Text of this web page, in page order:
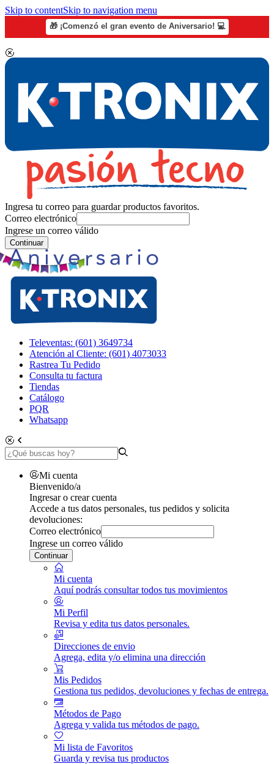
Skip to contentSkip to navigation menu
🎁 ¡Comenzó el gran evento de Aniversario! 💻
Ingresa tu correo para guardar productos favoritos.
Correo electrónico
Ingrese un correo válido
Continuar
Televentas: (601) 3649734
Atención al Cliente: (601) 4073033
Rastrea Tu Pedido
Consulta tu factura
Tiendas
Catálogo
PQR
Whatsapp
Mi cuenta
Bienvenido/a
Ingresar o crear cuenta
Accede a tus datos personales, tus pedidos y solicita
devoluciones:
Correo electrónico
Ingrese un correo válido
Continuar
Mi cuenta
Aquí podrás consultar todos tus movimientos
Mi Perfil
Revisa y edita tus datos personales.
Direcciones de envio
Agrega, edita y/o elimina una dirección
Mis Pedidos
Gestiona tus pedidos, devoluciones y fechas de entrega.
Métodos de Pago
Agrega y valida tus métodos de pago.
Mi lista de Favoritos
Guarda y revisa tus productos